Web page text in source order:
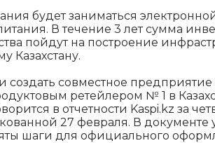
будет заниматься
В течение 3 лет сумма
пойдут на построение
Казахстану.
совместное предприятие
ретейлером № 1 в
в отчетности Kaspi.kz за
27 февраля. В документе
шаги для официального